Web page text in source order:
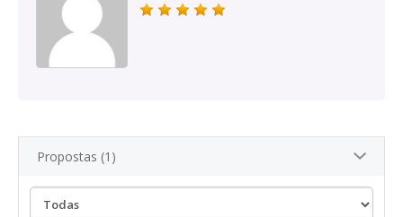
Propostas (1)